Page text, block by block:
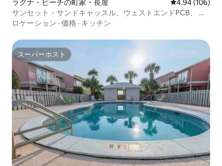
ラグナ・ビーチの町家・長屋 レビュー106
4.94 (106)
サンセット・サンドキャッスル、ウェストエンドPCB、 ビ
ーチまで徒歩圏内
ロケーション · 価格 · キッチン
スーパーホスト
スーパーホスト